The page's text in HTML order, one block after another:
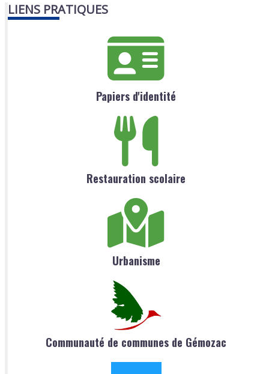
LIENS PRATIQUES
Papiers d'identité
Restauration scolaire
Urbanisme
Communauté de communes de Gémozac